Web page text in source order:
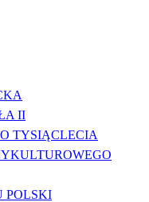
II
TYSIĄCLECIA
POLSKI